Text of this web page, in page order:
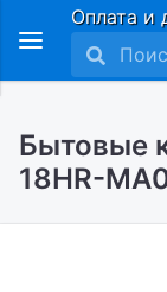
Оплата и
Бытовые
18HR-